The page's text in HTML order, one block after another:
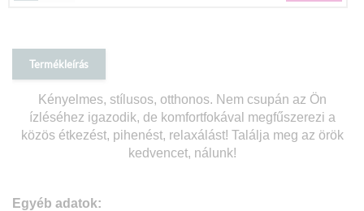
Termékleírás
Kényelmes, stílusos, otthonos. Nem csupán az Ön
ízléséhez igazodik, de komfortfokával megfűszerezi a
közös étkezést, pihenést, relaxálást! Találja meg az örök
kedvencet, nálunk!
Egyéb adatok: